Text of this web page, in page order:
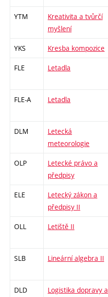
YTM
Kreativita a tvůrčí
myšlení
YKS Kresba kompozice
FLE Letadla
FLE-A Letadla
DLM
Letecká
meteorologie
OLP
Letecké právo a
předpisy
ELE
Letecký zákon a
předpisy II
OLL Letiště II
SLB Lineární algebra II
DLD
Logistika dopravy a